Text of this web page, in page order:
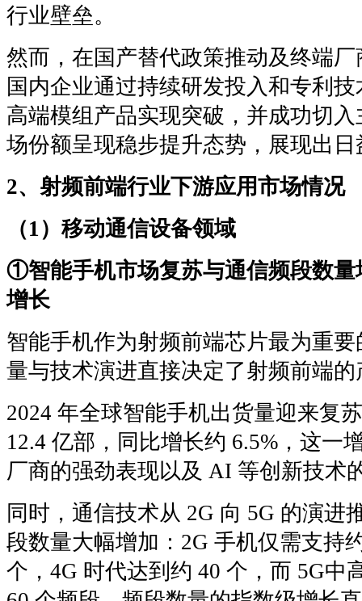
行业壁垒。
然而，在国产替代政策推动及终端
国内企业通过持续研发投入和专利
高端模组产品实现突破，并成功切
场份额呈现稳步提升态势，展现出
2、射频前端行业下游应用市场情况
（1）移动通信设备领域
①智能手机市场复苏与通信频段数量
增长
智能手机作为射频前端芯片最为重
量与技术演进直接决定了射频前端
2024 年全球智能手机出货量迎来复
12.4 亿部，同比增长约 6.5%，这一
厂商的强劲表现以及 AI 等创新技术
同时，通信技术从 2G 向 5G 的演进
段数量大幅增加：2G 手机仅需支持
个，4G 时代达到约 40 个，而 5G中